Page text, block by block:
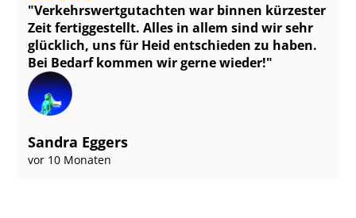
Ver­kehrs­wert­gut­ach­ten war binnen kürzester
Zeit fertiggestellt. Alles in allem sind wir sehr
glücklich, uns für Heid entschieden zu haben.
Bei Bedarf kommen wir gerne wieder!
Sandra Eggers
vor 10 Monaten